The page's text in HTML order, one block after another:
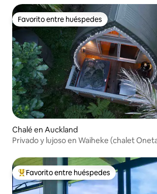
Favorito entre huéspedes
Favorito entre huéspedes
Chalé en Auckland
Privado y lujoso en Waiheke (chalet
Favorito entre los huéspedes más
Favorito entre huéspedes